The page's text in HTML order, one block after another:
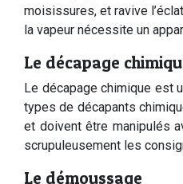
moisissures, et ravive
la vapeur nécessite un
Le décapage
Le décapage chimique est
types de décapants
et doivent être manipulés
scrupuleusement les
Le démoussage